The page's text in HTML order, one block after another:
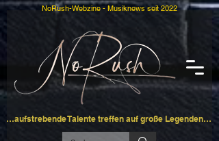
…aufstrebende Talente treffen auf große Legenden…
NoRush-Webzine - Musiknews seit 2022